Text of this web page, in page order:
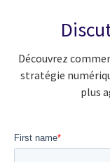
Découvrez
stratégie
plus